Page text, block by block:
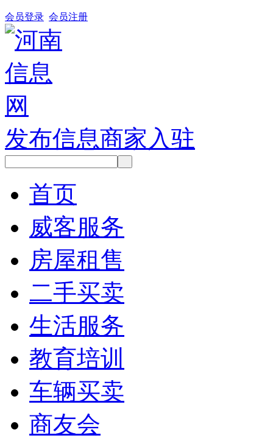
会员登录 会员注册
发布信息商家入驻
首页
威客服务
房屋租售
二手买卖
生活服务
教育培训
车辆买卖
商友会